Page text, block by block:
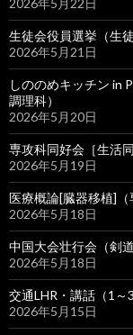
2026年5月22日
生徒会役員選挙（生徒
2026年5月21日
しののめキッチン in
調理科）
2026年5月20日
専攻科同好会［生活
2026年5月19日
医療概論[臓器移植]（
2026年5月18日
中国大会壮行会（剣道
2026年5月18日
交通LHR・講話（1～
2026年5月15日